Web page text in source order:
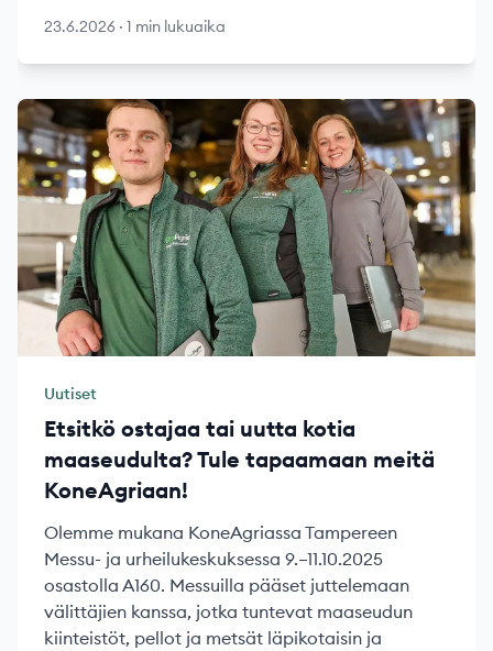
23.6.2026 · 1 min lukuaika
Uutiset
Etsitkö ostajaa tai uutta kotia
maaseudulta? Tule tapaamaan meitä
KoneAgriaan!
Olemme mukana KoneAgriassa Tampereen
Messu- ja urheilukeskuksessa 9.–11.10.2025
osastolla A160. Messuilla pääset juttelemaan
välittäjien kanssa, jotka tuntevat maaseudun
kiinteistöt, pellot ja metsät läpikotaisin ja